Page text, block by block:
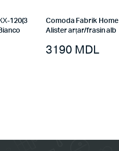
120(3
Comoda Fabrik Home
Alister arțar/frasin alb
3190 MDL